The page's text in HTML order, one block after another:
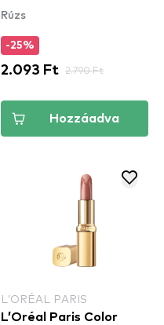
Rúzs
-25%
2.093 Ft 2.790 Ft
Hozzáadva
L’ORÉAL PARIS
L’Oréal Paris Color